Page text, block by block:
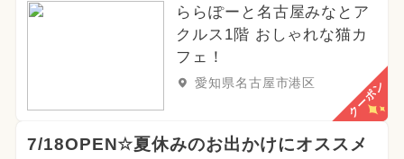
ららぽーと名古屋みなとア
クルス1階 おしゃれな猫カ
フェ！
愛知県名古屋市港区 クーポン
7/18OPEN☆夏休みのお出かけにオススメ